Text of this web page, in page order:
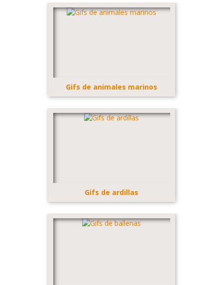
Gifs de animales marinos
Gifs de ardillas